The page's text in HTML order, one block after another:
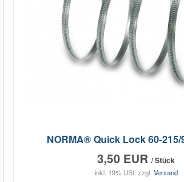
NORMA® Quick Lock 60-215/
3,50 EUR / Stück
inkl. 19% USt. zzgl. Versand